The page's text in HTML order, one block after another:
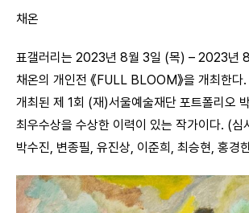
채온
표갤러리는 2023년 8월 3일 (목) – 2023년
채온의 개인전 《FULL BLOOM》을 개최한다
개최된 제 1회 (재)서울예술재단 포트폴리오
최우수상을 수상한 이력이 있는 작가이다. (심
박수진, 변종필, 유진상, 이준희, 최승현, 홍경